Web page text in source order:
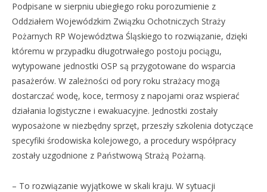
Podpisane w sierpniu ubiegłego roku porozumienie z
Oddziałem Wojewódzkim Związku Ochotniczych Straży
Pożarnych RP Województwa Śląskiego to rozwiązanie, dzięki
któremu w przypadku długotrwałego postoju pociągu,
wytypowane jednostki OSP są przygotowane do wsparcia
pasażerów. W zależności od pory roku strażacy mogą
dostarczać wodę, koce, termosy z napojami oraz wspierać
działania logistyczne i ewakuacyjne. Jednostki zostały
wyposażone w niezbędny sprzęt, przeszły szkolenia dotyczące
specyfiki środowiska kolejowego, a procedury współpracy
zostały uzgodnione z Państwową Strażą Pożarną.
– To rozwiązanie wyjątkowe w skali kraju. W sytuacji